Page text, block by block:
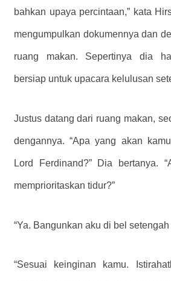
bahkan upaya percintaan,” kata
mengumpulkan dokumennya dan
ruang makan. Sepertinya dia
bersiap untuk upacara kelulusan
Justus datang dari ruang makan,
dengannya. “Apa yang akan
Lord Ferdinand?” Dia bertanya.
memprioritaskan tidur?”
“Ya. Bangunkan aku di bel setengah
“Sesuai keinginan kamu.